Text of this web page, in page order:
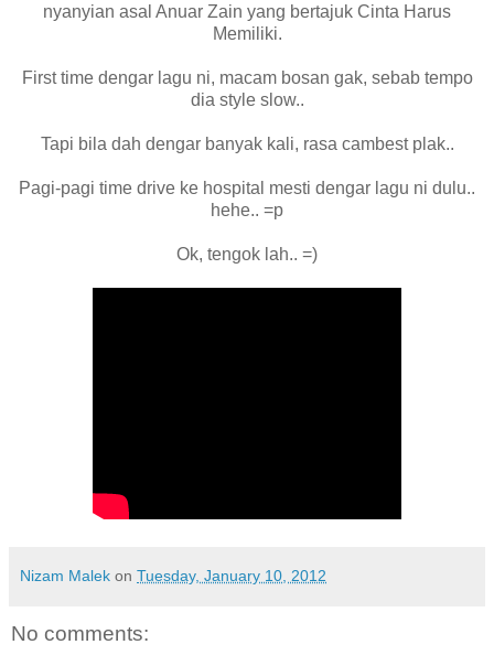
nyanyian asal Anuar Zain yang bertajuk Cinta Harus
Memiliki.
First time dengar lagu ni, macam bosan gak, sebab tempo
dia style slow..
Tapi bila dah dengar banyak kali, rasa cambest plak..
Pagi-pagi time drive ke hospital mesti dengar lagu ni dulu..
hehe.. =p
Ok, tengok lah.. =)
Nizam Malek on Tuesday, January 10, 2012
No comments: